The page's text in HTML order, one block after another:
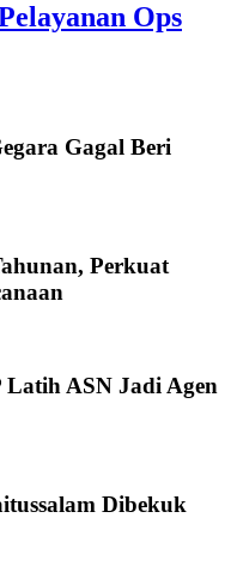
Ops
Gagal Beri
Perkuat
ASN Jadi Agen
Dibekuk